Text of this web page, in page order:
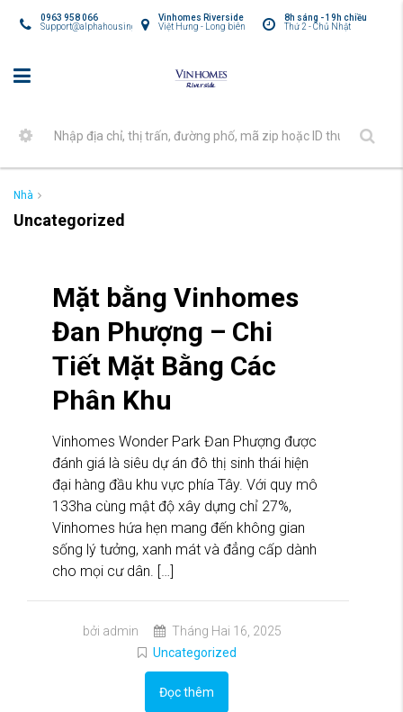
8h sáng - 19h chiều
Thứ 2 - Chủ Nhật
Vinhomes Riverside
Việt Hưng - Long biên
0963 958 066
Support@alphahousing.vn
Nhà
Uncategorized
Mặt bằng Vinhomes
Đan Phượng – Chi
Tiết Mặt Bằng Các
Phân Khu
Vinhomes Wonder Park Đan Phượng được
đánh giá là siêu dự án đô thị sinh thái hiện
đại hàng đầu khu vực phía Tây. Với quy mô
133ha cùng mật độ xây dựng chỉ 27%,
Vinhomes hứa hẹn mang đến không gian
sống lý tưởng, xanh mát và đẳng cấp dành
cho mọi cư dân. […]
bởi admin
Tháng Hai 16, 2025
Uncategorized
Đọc thêm